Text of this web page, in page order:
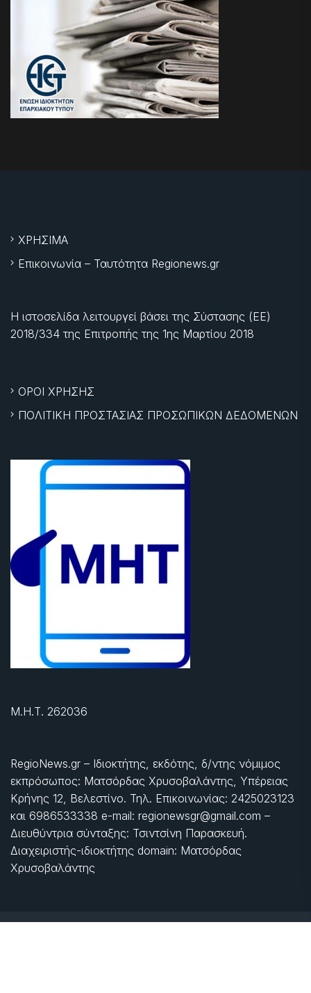
ΧΡΗΣΙΜΑ
Επικοινωνία – Ταυτότητα Regionews.gr
Η ιστοσελίδα λειτουργεί βάσει της Σύστασης (ΕΕ)
2018/334 της Επιτροπής της 1ης Μαρτίου 2018
ΟΡΟΙ ΧΡΗΣΗΣ
ΠΟΛΙΤΙΚΗ ΠΡΟΣΤΑΣΙΑΣ ΠΡΟΣΩΠΙΚΩΝ ΔΕΔΟΜΕΝΩΝ
Μ.Η.Τ. 262036
RegioNews.gr – Ιδιοκτήτης, εκδότης, δ/ντης νόμιμος
εκπρόσωπος: Ματσόρδας Χρυσοβαλάντης, Υπέρειας
Κρήνης 12, Βελεστίνο. Τηλ. Επικοινωνίας: 2425023123
και 6986533338 e-mail: regionewsgr@gmail.com –
Διευθύντρια σύνταξης: Τσιντσίνη Παρασκευή.
Διαχειριστής-ιδιοκτήτης domain: Ματσόρδας
Χρυσοβαλάντης